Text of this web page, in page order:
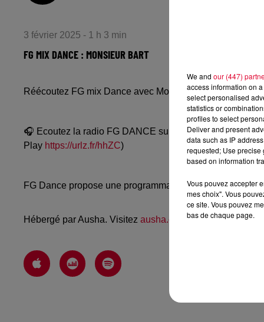
3 février 2025 - 1 h 3 min
FG MIX DANCE : MONSIEUR BART
Réécoutez FG mix Dance avec Monsieur Bart du
🎧 Ecoutez la radio FG DANCE sur
www.radiofg.com/fg-
Play https://urlz.fr/hhZC)
FG Dance propose une programmation dance, EDM,
Hébergé par Ausha. Visitez ausha.co/politique-de-
We and our (447)
access information on
select personalised
statistics or
profiles to select
Deliver and present
data such as IP
requested; Use precise
based on information
Vous pouvez accepter
mes choix". Vous
ce site. Vous pouvez
bas de chaque page.